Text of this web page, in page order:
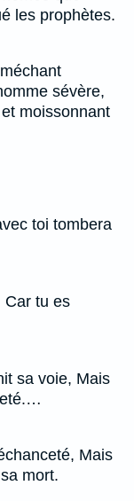
les prophètes.
sévère,
moissonnant
toi tombera
Car tu es
sa voie, Mais
Mais
mort.